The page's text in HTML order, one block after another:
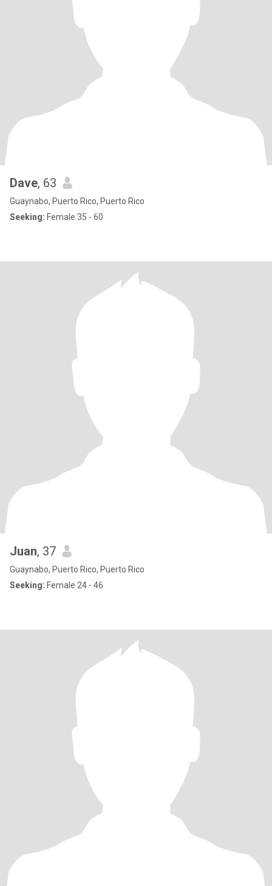
Dave, 63
Guaynabo, Puerto Rico, Puerto Rico
Seeking: Female 35 - 60
Juan, 37
Guaynabo, Puerto Rico, Puerto Rico
Seeking: Female 24 - 46